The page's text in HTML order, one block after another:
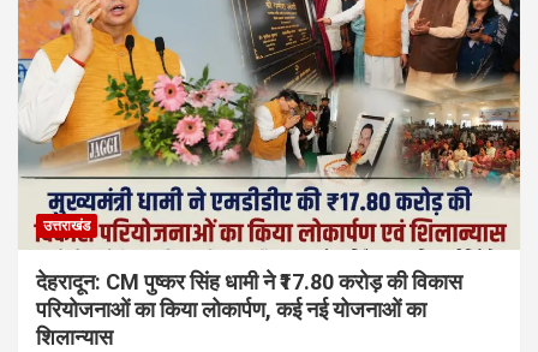
उत्तराखंड
देहरादून: CM पुष्कर सिंह धामी ने ₹17.80 करोड़ की विकास
परियोजनाओं का किया लोकार्पण, कई नई योजनाओं का
शिलान्यास